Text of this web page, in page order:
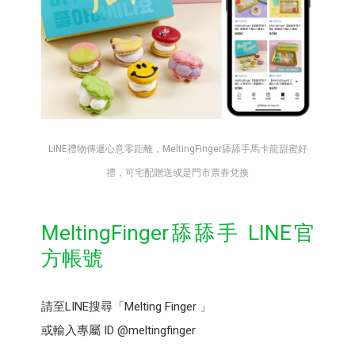
LINE禮物傳遞心意零距離，MeltingFinger舔舔手馬卡龍甜蜜好
禮，可宅配贈送或是門市票券兌換
MeltingFinger舔舔手 LINE官
方帳號
請至LINE搜尋「Melting Finger 」
或輸入專屬 ID @meltingfinger